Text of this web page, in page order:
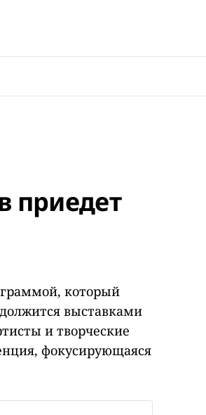
приедет
который
выставками
и творческие
фокусирующаяся